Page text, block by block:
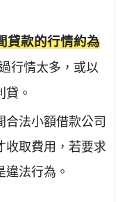
貸款的行情約為
行情太多，或以
貸。
合法小額借款公司
收取費用，若要求
法行為。